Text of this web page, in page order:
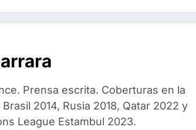
Prensa escrita. Coberturas en la
2014, Rusia 2018, Qatar 2022 y
League Estambul 2023.